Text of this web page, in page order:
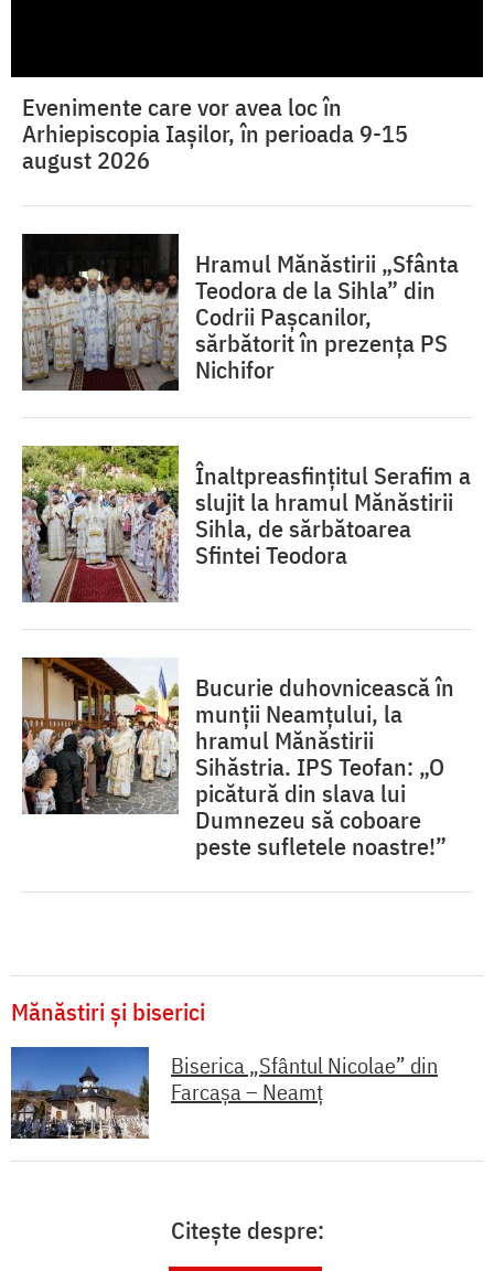
Evenimente care vor avea loc în
Arhiepiscopia Iaşilor, în perioada 9-15
august 2026
Hramul Mănăstirii „Sfânta
Teodora de la Sihla” din
Codrii Pașcanilor,
sărbătorit în prezența PS
Nichifor
Înaltpreasfințitul Serafim a
slujit la hramul Mănăstirii
Sihla, de sărbătoarea
Sfintei Teodora
Bucurie duhovnicească în
munții Neamțului, la
hramul Mănăstirii
Sihăstria. IPS Teofan: „O
picătură din slava lui
Dumnezeu să coboare
peste sufletele noastre!”
Mănăstiri și biserici
Biserica „Sfântul Nicolae” din
Farcașa – Neamț
Citește despre: